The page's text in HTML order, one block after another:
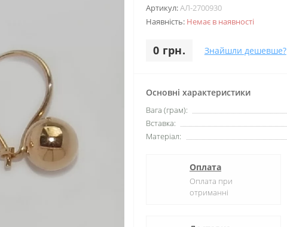
Артикул:АЛ-2700930
Наявність: Немає в наявності
0 грн. Знайшли дешевше?
Основні характеристики
Вага (грам):
Вставка:
Матеріал:
Оплата
Оплата при
отриманні